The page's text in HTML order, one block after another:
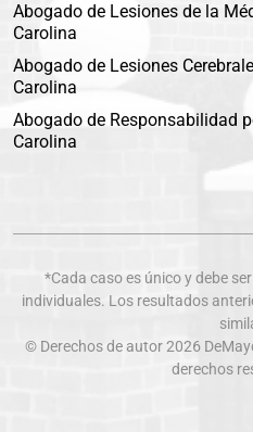
Abogado de Lesiones de la
Carolina
Abogado de Lesiones
Carolina
Abogado de Responsabilidad
Carolina
*Cada caso es único y debe
individuales. Los resultados
© Derechos de autor 2026
derechos